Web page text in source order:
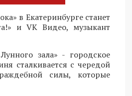
в Екатеринбурге станет
и VK Видео, музыкант
зала» - городское
сталкивается с чередой
силы, которые